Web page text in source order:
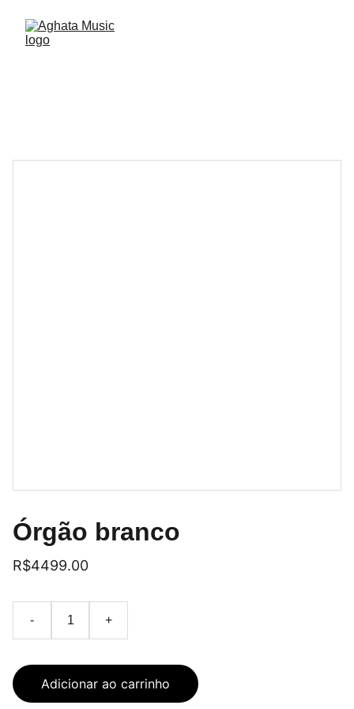
Órgão branco
R$4499.00
- +
Adicionar ao carrinho